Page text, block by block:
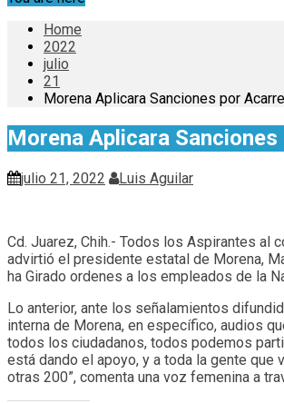
Home
2022
julio
21
Morena Aplicara Sanciones por
Morena Aplicara
julio 21, 2022 Luis Aguilar
Cd. Juarez, Chih.- Todos los Aspirantes al
advirtió el presidente estatal de Morena,
ha Girado ordenes a los empleados de la
Lo anterior, ante los señalamientos
interna de Morena, en específico, audios
todos los ciudadanos, todos podemos
está dando el apoyo, y a toda la gente
otras 200”, comenta una voz femenina a